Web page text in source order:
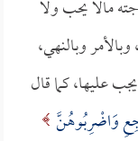
مالا يحب ولا
وبالنهي،
عليها، كما قال
وَاضْرِبُوهُنَّ